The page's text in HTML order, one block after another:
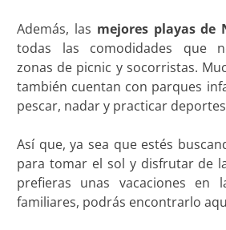
Además, las mejores playas de
todas las comodidades que
zonas de picnic y socorristas.
también cuentan con parques
pescar, nadar y practicar
Así que, ya sea que estés
para tomar el sol y disfrutar de
prefieras unas vacaciones en
familiares, podrás encontrarlo